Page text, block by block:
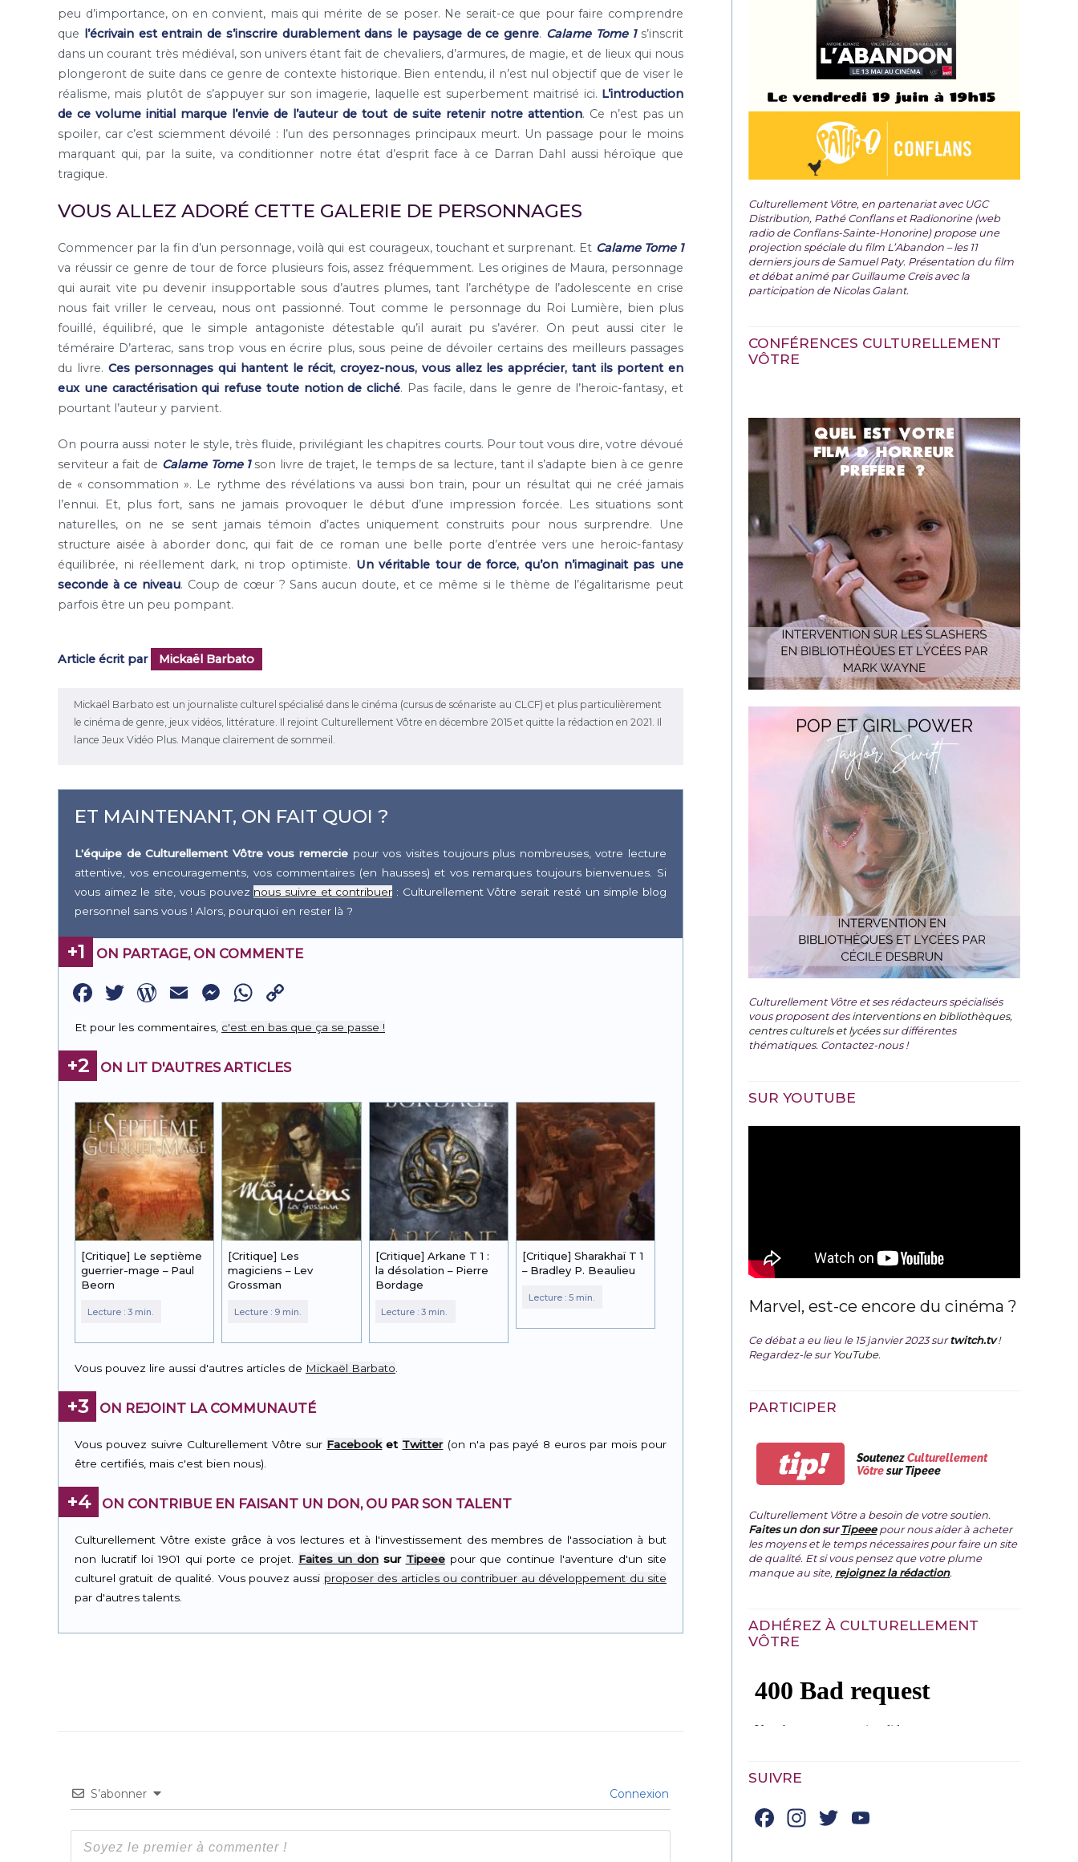
peu d’importance, on en convient, mais qui mérite de se poser. Ne serait-ce que pour faire comprendre
que l’écrivain est entrain de s’inscrire durablement dans le paysage de ce genre. Calame Tome 1s’inscrit
dans un courant très médiéval, son univers étant fait de chevaliers, d’armures, de magie, et de lieux qui nous
plongeront de suite dans ce genre de contexte historique. Bien entendu, il n’est nul objectif que de viser le
réalisme, mais plutôt de s’appuyer sur son imagerie, laquelle est superbement maitrisé ici. L’introduction
de ce volume initial marque l’envie de l’auteur de tout de suite retenir notre attention. Ce n’est pas un
spoiler, car c’est sciemment dévoilé : l’un des personnages principaux meurt. Un passage pour le moins
marquant qui, par la suite, va conditionner notre état d’esprit face à ce Darran Dahl aussi héroïque que
tragique.
VOUS ALLEZ ADORÉ CETTE GALERIE DE PERSONNAGES
Commencer par la fin d’un personnage, voilà qui est courageux, touchant et surprenant. Et Calame Tome 1
va réussir ce genre de tour de force plusieurs fois, assez fréquemment. Les origines de Maura, personnage
qui aurait vite pu devenir insupportable sous d’autres plumes, tant l’archétype de l’adolescente en crise
nous fait vriller le cerveau, nous ont passionné. Tout comme le personnage du Roi Lumière, bien plus
fouillé, équilibré, que le simple antagoniste détestable qu’il aurait pu s’avérer. On peut aussi citer le
téméraire D’arterac, sans trop vous en écrire plus, sous peine de dévoiler certains des meilleurs passages
du livre. Ces personnages qui hantent le récit, croyez-nous, vous allez les apprécier, tant ils portent en
eux une caractérisation qui refuse toute notion de cliché. Pas facile, dans le genre de l’heroic-fantasy, et
pourtant l’auteur y parvient.
On pourra aussi noter le style, très fluide, privilégiant les chapitres courts. Pour tout vous dire, votre dévoué
serviteur a fait de Calame Tome 1son livre de trajet, le temps de sa lecture, tant il s’adapte bien à ce genre
de « consommation ». Le rythme des révélations va aussi bon train, pour un résultat qui ne créé jamais
l’ennui. Et, plus fort, sans ne jamais provoquer le début d’une impression forcée. Les situations sont
naturelles, on ne se sent jamais témoin d’actes uniquement construits pour nous surprendre. Une
structure aisée à aborder donc, qui fait de ce roman une belle porte d’entrée vers une heroic-fantasy
équilibrée, ni réellement dark, ni trop optimiste. Un véritable tour de force, qu’on n’imaginait pas une
seconde à ce niveau. Coup de cœur ? Sans aucun doute, et ce même si le thème de l’égalitarisme peut
parfois être un peu pompant.
Article écrit par Mickaël Barbato
Mickaël Barbato est un journaliste culturel spécialisé dans le cinéma (cursus de scénariste au CLCF) et plus particulièrement
le cinéma de genre, jeux vidéos, littérature. Il rejoint Culturellement Vôtre en décembre 2015 et quitte la rédaction en 2021. Il
lance Jeux Vidéo Plus. Manque clairement de sommeil.
ET MAINTENANT, ON FAIT QUOI ?
L'équipe de Culturellement Vôtre vous remercie pour vos visites toujours plus nombreuses, votre lecture
attentive, vos encouragements, vos commentaires (en hausses) et vos remarques toujours bienvenues. Si
vous aimez le site, vous pouvez nous suivre et contribuer : Culturellement Vôtre serait resté un simple blog
personnel sans vous ! Alors, pourquoi en rester là ?
+1 ON PARTAGE, ON COMMENTE
Facebook
Twitter
WordPress
EmailMessenger
WhatsApp
Link
Et pour les commentaires, c'est en bas que ça se passe !
+2 ON LIT D'AUTRES ARTICLES
[Critique] Le septième
guerrier-mage – Paul
Beorn
[Critique] Les
magiciens – Lev
Grossman
[Critique] Arkane T 1 :
la désolation – Pierre
Bordage
[Critique] Sharakhaï T 1
– Bradley P. Beaulieu
Vous pouvez lire aussi d'autres articles de Mickaël Barbato
+3 ON REJOINT LA COMMUNAUTÉ
Vous pouvez suivre Culturellement Vôtre sur Facebooket Twitter(on n'a pas payé 8 euros par mois pour
être certifiés, mais c'est bien nous).
+4 ON CONTRIBUE EN FAISANT UN DON, OU PAR SON TALENT
Culturellement Vôtre existe grâce à vos lectures et à l'investissement des membres de l'association à but
non lucratif loi 1901 qui porte ce projet. Faites un donsur Tipeeepour que continue l'aventure d'un site
culturel gratuit de qualité. Vous pouvez aussi proposer des articles ou contribuer au développement du site
par d'autres talents.
S’abonner Connexion
Culturellement Vôtre, en partenariat avec UGC
Distribution, Pathé Conflans et Radionorine (web
radio de Conflans-Sainte-Honorine) propose une
projection spéciale du film L’Abandon – les 11
derniers jours de Samuel Paty. Présentation du film
et débat animé par Guillaume Creis avec la
participation de Nicolas Galant.
CONFÉRENCES CULTURELLEMENT
VÔTRE
Culturellement Vôtre et ses rédacteurs spécialisés
vous proposent desinterventions en bibliothèques,
centres culturels et lycéessur différentes
thématiques. Contactez-nous !
SUR YOUTUBE
Marvel, est-ce encore du cinéma ?
Ce débat a eu lieu le 15 janvier 2023 surtwitch.tv !
Regardez-le surYouTube.
PARTICIPER
tip! SoutenezCulturellement
Vôtresur Tipeee
Culturellement Vôtre a besoin de votre soutien.
Faites un donsurTipeeepour nous aider à acheter
les moyens et le temps nécessaires pour faire un site
de qualité. Et si vous pensez que votre plume
manque au site, rejoignez la rédaction.
ADHÉREZ À CULTURELLEMENT
VÔTRE
SUIVRE
Facebook
Instagram
Twitter